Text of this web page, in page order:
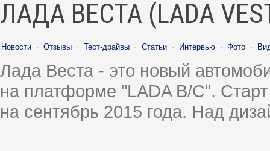
ЛАДА ВЕСТА (LADA
Новости · Отзывы · Тест-драйвы · Статьи · Интервью · Фото ·
Лада Веста - это новый
на платформе "LADA B/C".
на сентябрь 2015 года. Над